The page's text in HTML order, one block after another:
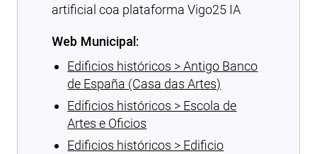
artificial coa plataforma Vigo25 IA
Web Municipal:
Edificios históricos > Antigo Banco
de España (Casa das Artes)
Edificios históricos > Escola de
Artes e Oficios
Edificios históricos > Edificio